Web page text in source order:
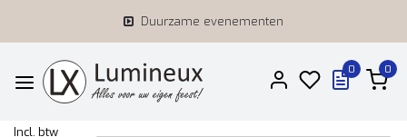
Duurzame evenementen
0 0
Incl. btw